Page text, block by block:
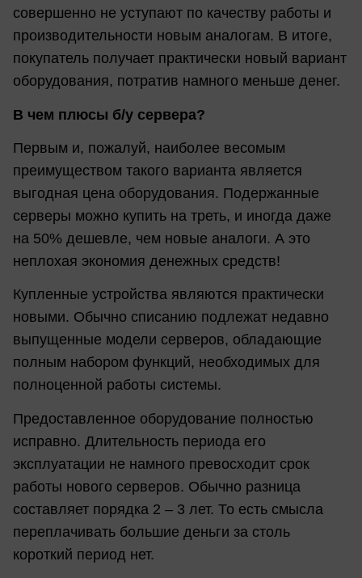
совершенно не уступают по качеству работы и
производительности новым аналогам. В итоге,
покупатель получает практически новый вариант
оборудования, потратив намного меньше денег.
В чем плюсы б/у сервера?
Первым и, пожалуй, наиболее весомым
преимуществом такого варианта является
выгодная цена оборудования. Подержанные
серверы можно купить на треть, и иногда даже
на 50% дешевле, чем новые аналоги. А это
неплохая экономия денежных средств!
Купленные устройства являются практически
новыми. Обычно списанию подлежат недавно
выпущенные модели серверов, обладающие
полным набором функций, необходимых для
полноценной работы системы.
Предоставленное оборудование полностью
исправно. Длительность периода его
эксплуатации не намного превосходит срок
работы нового серверов. Обычно разница
составляет порядка 2 – 3 лет. То есть смысла
переплачивать большие деньги за столь
короткий период нет.